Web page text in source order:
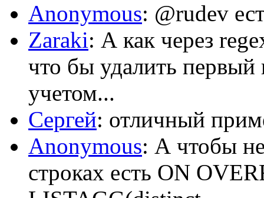
Anonymous: @rudev
Zaraki: А как через
что бы удалить первый
учетом...
Сергей: отличный
Anonymous: А чтобы
строках есть ON